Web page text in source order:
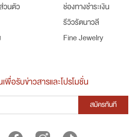
วนตัว
ช่องทางชำระเงิน
รีวิวรัตนาวลี
Fine Jewelry
พื่อรับข่าวสารและโปรโมชั่น
สมัครทันที